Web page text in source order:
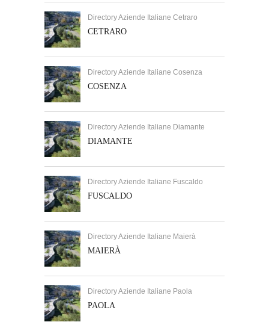
Directory Aziende Italiane Cetraro
CETRARO
Directory Aziende Italiane Cosenza
COSENZA
Directory Aziende Italiane Diamante
DIAMANTE
Directory Aziende Italiane Fuscaldo
FUSCALDO
Directory Aziende Italiane Maierà
MAIERÀ
Directory Aziende Italiane Paola
PAOLA